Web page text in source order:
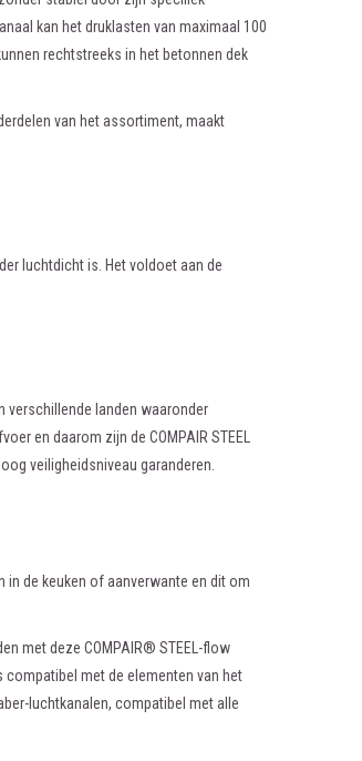
kan het druklasten van maximaal 100
rechtstreeks in het betonnen dek
van het assortiment, maakt
luchtdicht is. Het voldoet aan de
verschillende landen waaronder
en daarom zijn de COMPAIR STEEL
veiligheidsniveau garanderen.
de keuken of aanverwante en dit om
met deze COMPAIR® STEEL-flow
compatibel met de elementen van het
luchtkanalen, compatibel met alle